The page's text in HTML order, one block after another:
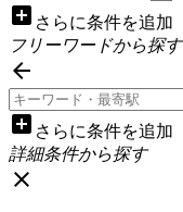
add_box さらに条件を追加
フリーワードから探す

add_box さらに条件を追加
詳細条件から探す
close